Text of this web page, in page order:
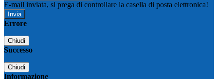
E-mail inviata, si prega di controllare la casella di posta elettronica!
Errore
Chiudi
Successo
Chiudi
Informazione